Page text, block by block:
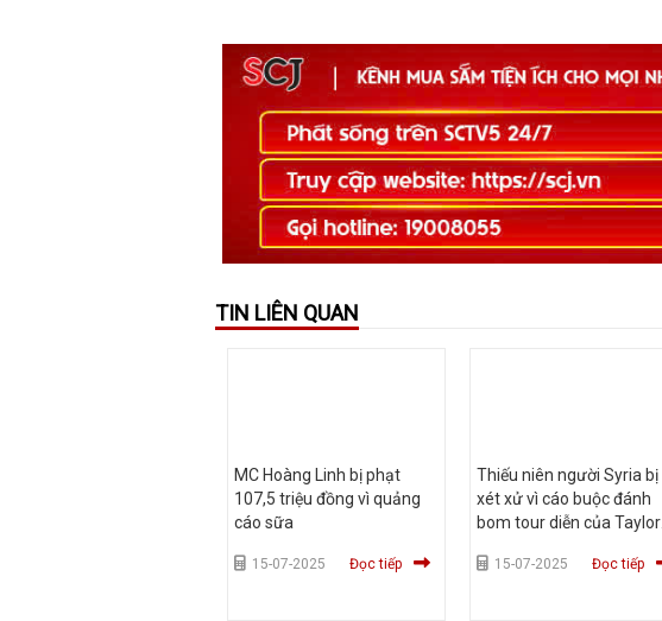
TIN LIÊN QUAN
MC Hoàng Linh bị phạt
107,5 triệu đồng vì quảng
cáo sữa
15-07-2025 Đọc tiếp
Thiếu niên người Syria bị
xét xử vì cáo buộc đánh
bom tour diễn của Taylor
15-07-2025 Đọc tiếp